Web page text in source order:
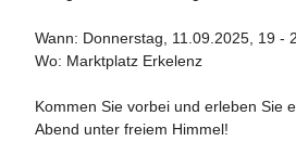
Wann: Donnerstag, 11.09.2025, 19 -
Wo: Marktplatz Erkelenz
Kommen Sie vorbei und erleben Sie
Abend unter freiem Himmel!